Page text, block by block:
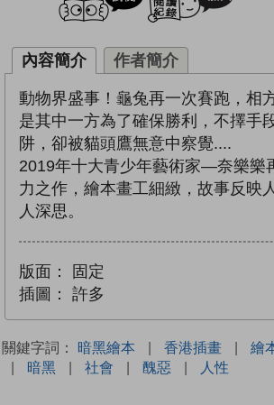
內容簡介 作者簡介
動物界盛事！龜兔再一次賽跑，相
是其中一方為了確保勝利，不擇手
阱，卻被貓頭鷹無意中察覺....
2019年十大青少年藝術家—奈樂樂
力之作，繪本畫工細緻，故事反映
人深思。
版面：
固定
插圖：
許多
關鍵字詞： 暗黑繪本 | 香港插畫 | 繪
|
暗黑 | 社會 | 醜惡 | 人性